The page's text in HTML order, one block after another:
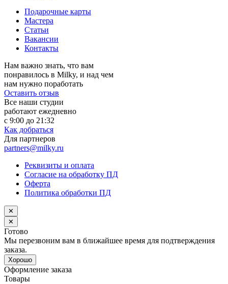
Подарочные карты
Мастера
Статьи
Вакансии
Контакты
Нам важно знать, что вам
понравилось в Milky, и над чем
нам нужно поработать
Оставить отзыв
Все наши студии
работают ежедневно
с 9:00 до 21:32
Как добраться
Для партнеров
partners@milky.ru
Реквизиты и оплата
Согласие на обработку ПД
Оферта
Политика обработки ПД
✕
✕
Готово
Мы перезвоним вам в ближайшее время для подтверждения
заказа.
Хорошо
Оформление заказа
Товары